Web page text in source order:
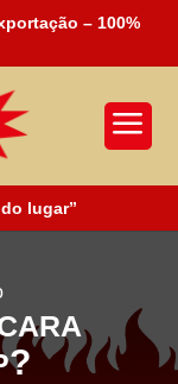
– 100%
a
lugar”
?